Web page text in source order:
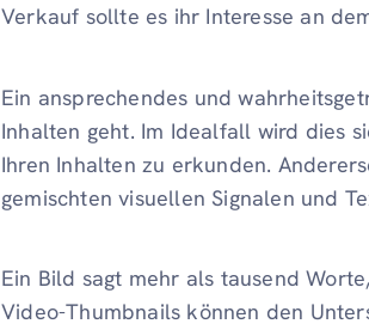
Verkauf sollte es ihr Interesse an
Ein ansprechendes und
Inhalten geht. Im Idealfall wird dies
Ihren Inhalten zu erkunden.
gemischten visuellen Signalen und
Ein Bild sagt mehr als tausend
Video-Thumbnails können den